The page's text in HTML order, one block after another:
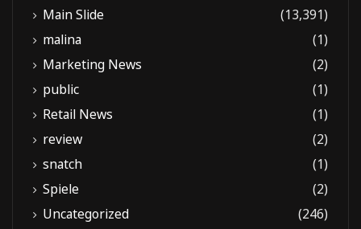
Main Slide
(13,391)
malina
(1)
Marketing News
(2)
public
(1)
Retail News
(1)
review
(2)
snatch
(1)
Spiele
(2)
Uncategorized
(246)